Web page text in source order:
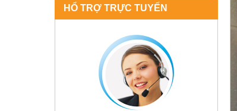
HỔ TRỢ TRỰC TUYẾN